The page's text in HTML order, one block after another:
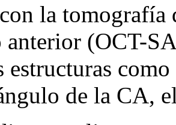
la tomografía
anterior (OCT-
estructuras
de la CA,